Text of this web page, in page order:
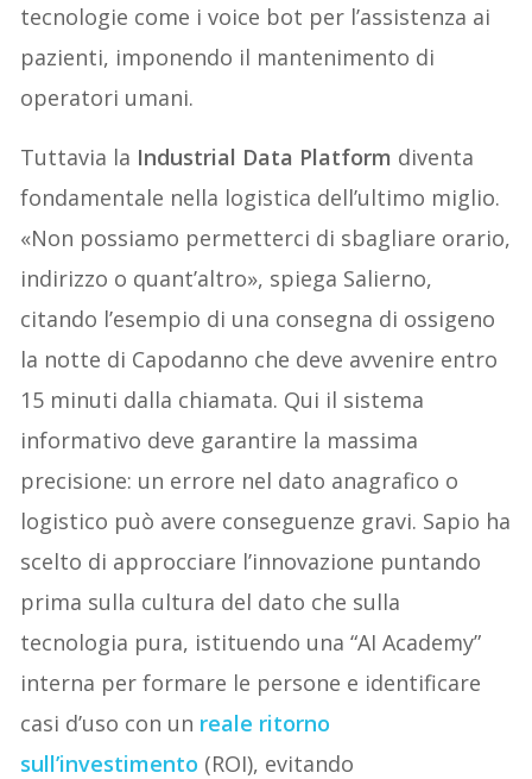
tecnologie come i voice bot per l’assistenza ai
pazienti, imponendo il mantenimento di
operatori umani.
Tuttavia la Industrial Data Platform diventa
fondamentale nella logistica dell’ultimo miglio.
«Non possiamo permetterci di sbagliare orario,
indirizzo o quant’altro», spiega Salierno,
citando l’esempio di una consegna di ossigeno
la notte di Capodanno che deve avvenire entro
15 minuti dalla chiamata. Qui il sistema
informativo deve garantire la massima
precisione: un errore nel dato anagrafico o
logistico può avere conseguenze gravi. Sapio ha
scelto di approcciare l’innovazione puntando
prima sulla cultura del dato che sulla
tecnologia pura, istituendo una “AI Academy”
interna per formare le persone e identificare
casi d’uso con un reale ritorno
sull’investimento (ROI), evitando